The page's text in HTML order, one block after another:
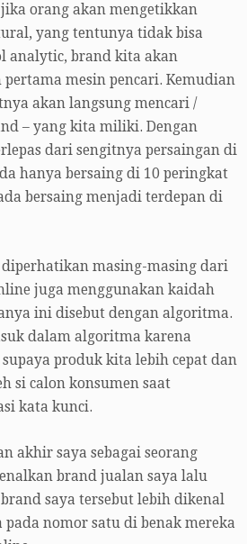
orang akan mengetikkan
yang tentunya tidak bisa
analytic, brand kita akan
mesin pencari. Kemudian
akan langsung mencari /
– yang kita miliki. Dengan
dari sengitnya persaingan di
hanya bersaing di 10 peringkat
bersaing menjadi terdepan di
masing-masing dari
juga menggunakan kaidah
ini disebut dengan algoritma.
dalam algoritma karena
produk kita lebih cepat dan
si calon konsumen saat
kata kunci.
akhir saya sebagai seorang
brand jualan saya lalu
saya tersebut lebih dikenal
nomor satu di benak mereka